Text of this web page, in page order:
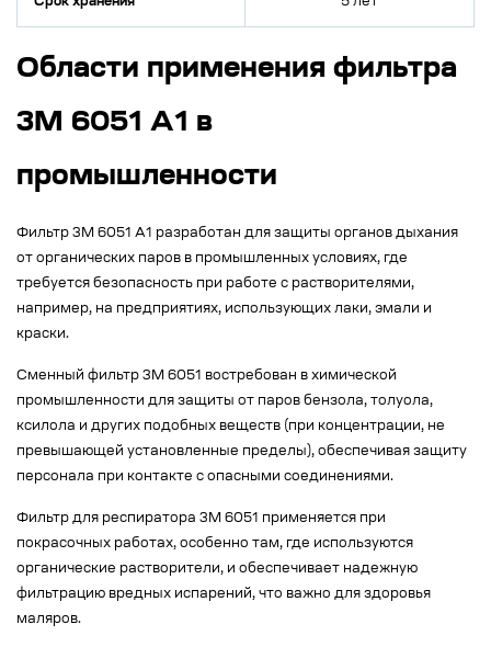
Области применения фильтра
3M 6051 A1 в
промышленности
Фильтр 3М 6051 A1 разработан для защиты органов дыхания
от органических паров в промышленных условиях, где
требуется безопасность при работе с растворителями,
например, на предприятиях, использующих лаки, эмали и
краски.
Сменный фильтр 3М 6051 востребован в химической
промышленности для защиты от паров бензола, толуола,
ксилола и других подобных веществ (при концентрации, не
превышающей установленные пределы), обеспечивая защиту
персонала при контакте с опасными соединениями.
Фильтр для респиратора 3М 6051 применяется при
покрасочных работах, особенно там, где используются
органические растворители, и обеспечивает надежную
фильтрацию вредных испарений, что важно для здоровья
маляров.